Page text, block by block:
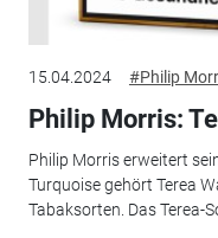
15.04.2024 #Philip
Philip Morris:
Philip Morris erweitert
Turquoise gehört Terea
Tabaksorten. Das Terea-